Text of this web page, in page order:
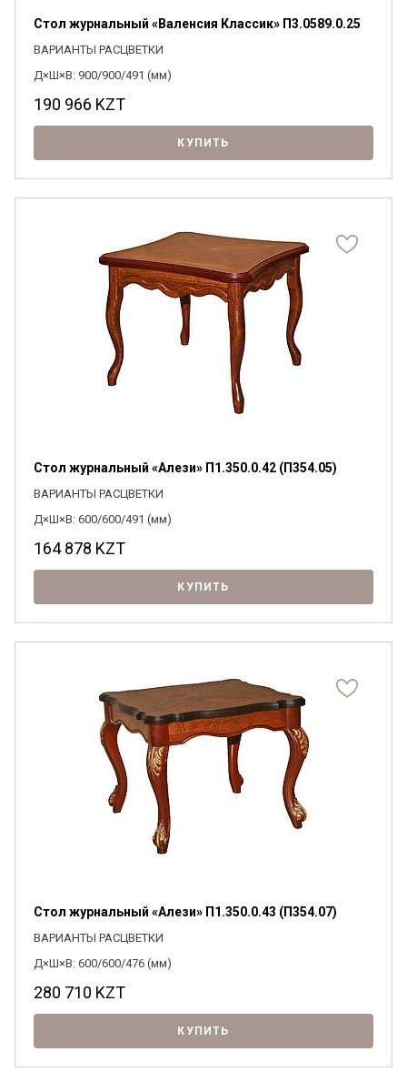
Стол журнальный «Валенсия Классик» П3.0589.0.25
ВАРИАНТЫ РАСЦВЕТКИ
Д×Ш×В: 900/900/491 (мм)
190 966 KZT
КУПИТЬ
Стол журнальный «Алези» П1.350.0.42 (П354.05)
ВАРИАНТЫ РАСЦВЕТКИ
Д×Ш×В: 600/600/491 (мм)
164 878 KZT
КУПИТЬ
Стол журнальный «Алези» П1.350.0.43 (П354.07)
ВАРИАНТЫ РАСЦВЕТКИ
Д×Ш×В: 600/600/476 (мм)
280 710 KZT
КУПИТЬ